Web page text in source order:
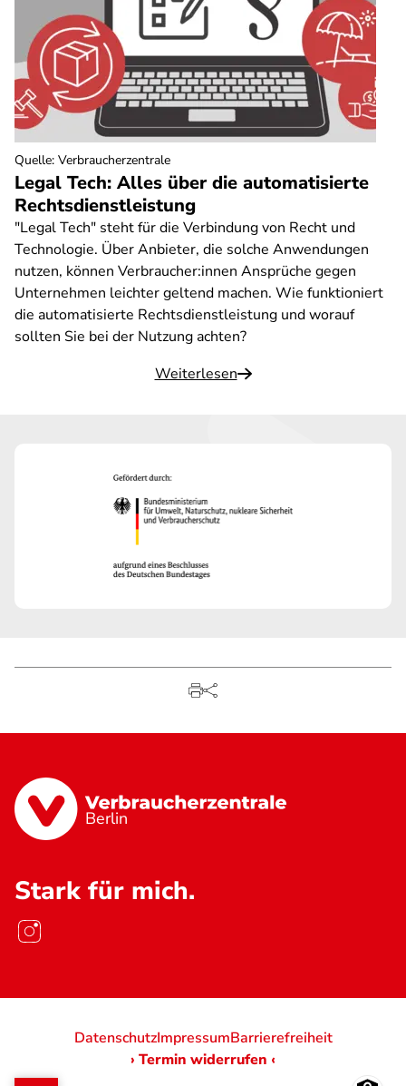
Legal Tech: Alles über die automatisierte
Rechtsdienstleistung
"Legal Tech" steht für die Verbindung von Recht und
Technologie. Über Anbieter, die solche Anwendungen
nutzen, können Verbraucher:innen Ansprüche gegen
Unternehmen leichter geltend machen. Wie funktioniert
die automatisierte Rechtsdienstleistung und worauf
sollten Sie bei der Nutzung achten?
Weiterlesen
Quelle: Verbraucherzentrale
Berlin
Stark für mich.
DatenschutzImpressumBarrierefreiheit
› Termin widerrufen ‹